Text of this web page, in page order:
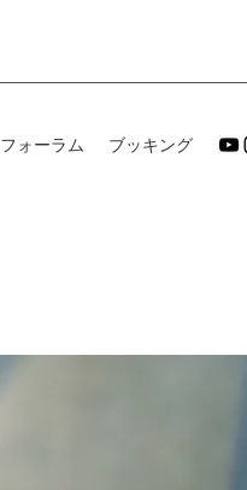
フォーラム ブッキング